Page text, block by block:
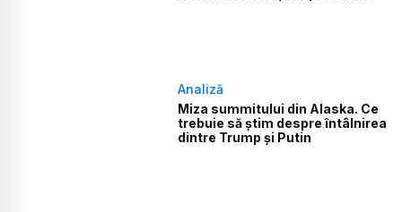
Analiză
Miza summitului din Alaska. Ce
trebuie să știm despre întâlnirea
dintre Trump și Putin